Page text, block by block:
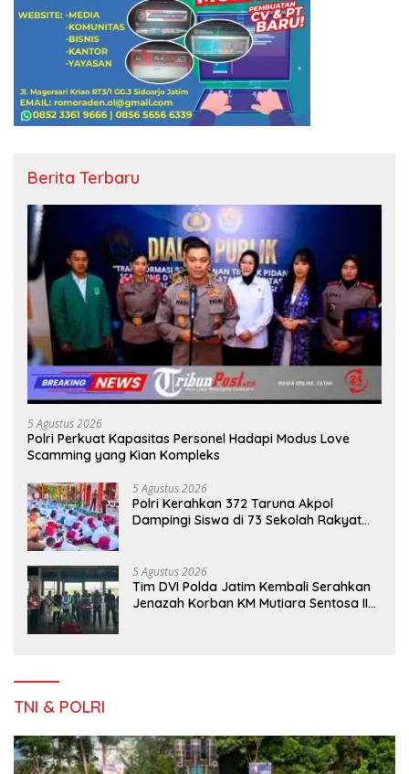
Berita Terbaru
5 Agustus 2026
Polri Perkuat Kapasitas Personel Hadapi Modus Love
Scamming yang Kian Kompleks
5 Agustus 2026
Polri Kerahkan 372 Taruna Akpol
Dampingi Siswa di 73 Sekolah Rakyat
5 Agustus 2026
Tim DVI Polda Jatim Kembali Serahkan
Jenazah Korban KM Mutiara Sentosa II
TNI & POLRI